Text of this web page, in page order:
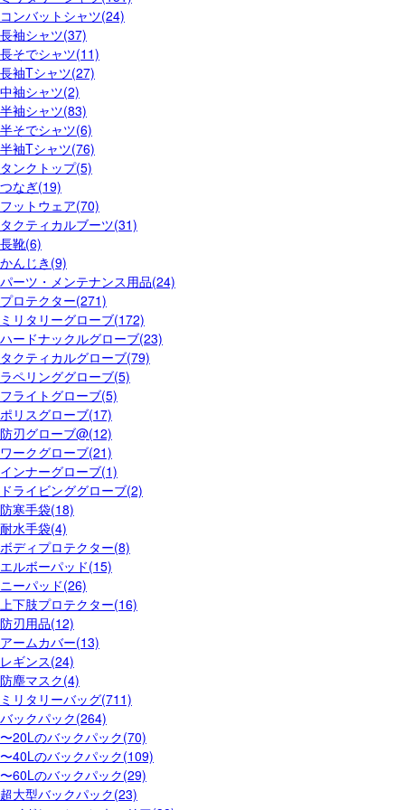
コンバットシャツ(24)
長袖シャツ(37)
長そでシャツ(11)
長袖Tシャツ(27)
中袖シャツ(2)
半袖シャツ(83)
半そでシャツ(6)
半袖Tシャツ(76)
タンクトップ(5)
つなぎ(19)
フットウェア(70)
タクティカルブーツ(31)
長靴(6)
かんじき(9)
パーツ・メンテナンス用品(24)
プロテクター(271)
ミリタリーグローブ(172)
ハードナックルグローブ(23)
タクティカルグローブ(79)
ラペリンググローブ(5)
フライトグローブ(5)
ポリスグローブ(17)
防刃グローブ@(12)
ワークグローブ(21)
インナーグローブ(1)
ドライビンググローブ(2)
防寒手袋(18)
耐水手袋(4)
ボディプロテクター(8)
エルボーパッド(15)
ニーパッド(26)
上下肢プロテクター(16)
防刃用品(12)
アームカバー(13)
レギンス(24)
防塵マスク(4)
ミリタリーバッグ(711)
バックパック(264)
〜20Lのバックパック(70)
〜40Lのバックパック(109)
〜60Lのバックパック(29)
超大型バックパック(23)